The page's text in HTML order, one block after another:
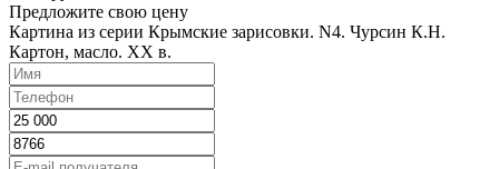
Предложите свою цену
Картина из серии Крымские зарисовки. N4. Чурсин К.Н.
Картон, масло. XX в.